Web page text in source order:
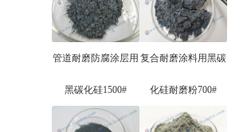
管道耐磨防腐涂层用
黑碳化硅1500#
复合耐磨涂料用黑碳
化硅耐磨粉700#